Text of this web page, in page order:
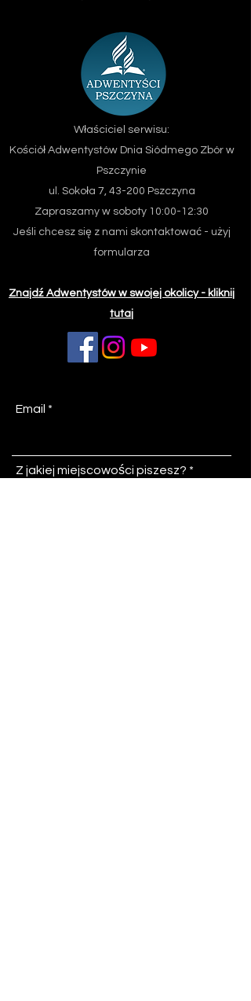
Właściciel serwisu:
Kościół Adwentystów Dnia Siódmego Zbór w
Pszczynie
ul. Sokoła 7, 43-200 Pszczyna
Zapraszamy w soboty 10:00-12:30
Jeśli chcesz się z nami skontaktować - użyj
formularza
Znajdź Adwentystów w swojej okolicy - kliknij
tutaj
Email
Z jakiej miejscowości piszesz?